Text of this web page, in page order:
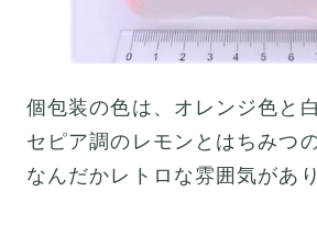
個包装の色は、オレンジ色と白
セピア調のレモンとはちみつ
なんだかレトロな雰囲気があり